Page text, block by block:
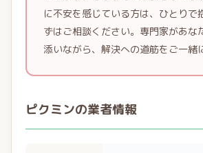
に不安を感じている方は、ひとりで
ずはご相談ください。専門家があな
添いながら、解決への道筋をご一緒
ピクミンの業者情報